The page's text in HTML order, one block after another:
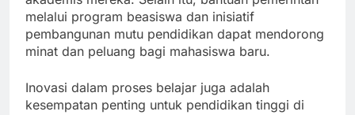
melalui program beasiswa dan inisiatif
pembangunan mutu pendidikan dapat mendorong
minat dan peluang bagi mahasiswa baru.
Inovasi dalam proses belajar juga adalah
kesempatan penting untuk pendidikan tinggi di